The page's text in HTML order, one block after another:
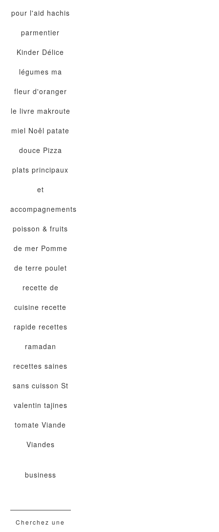
pour l'aid hachis
parmentier
Kinder Délice
légumes ma
fleur d'oranger
le livre makroute
miel Noêl patate
douce Pizza
plats principaux
et
accompagnements
poisson & fruits
de mer Pomme
de terre poulet
recette de
cuisine recette
rapide recettes
ramadan
recettes saines
sans cuisson St
valentin tajines
tomate Viande
Viandes
business
Cherchez une